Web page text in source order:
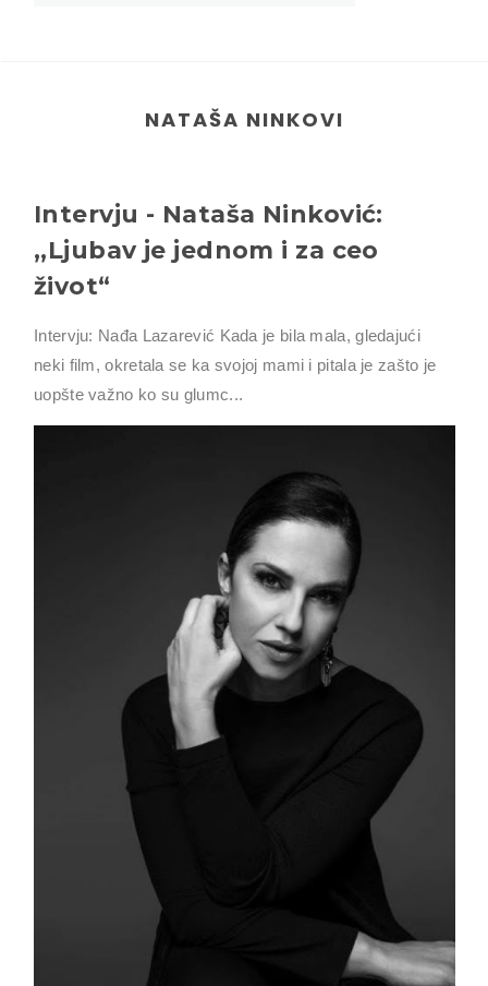
NATAŠA NINKOVI
Intervju - Nataša Ninković:
,,Ljubav je jednom i za ceo
život“
Intervju: Nađa Lazarević Kada je bila mala, gledajući
neki film, okretala se ka svojoj mami i pitala je zašto je
uopšte važno ko su glumc...